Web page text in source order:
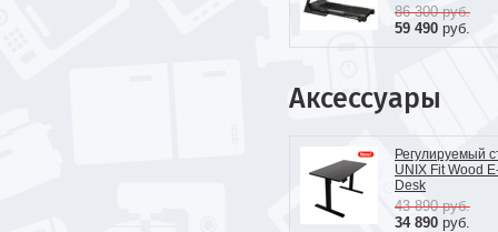
86 300руб.
59 490 руб.
Аксессуары
Регулируемый
UNIX Fit Wood
Desk
43 890руб.
34 890 руб.